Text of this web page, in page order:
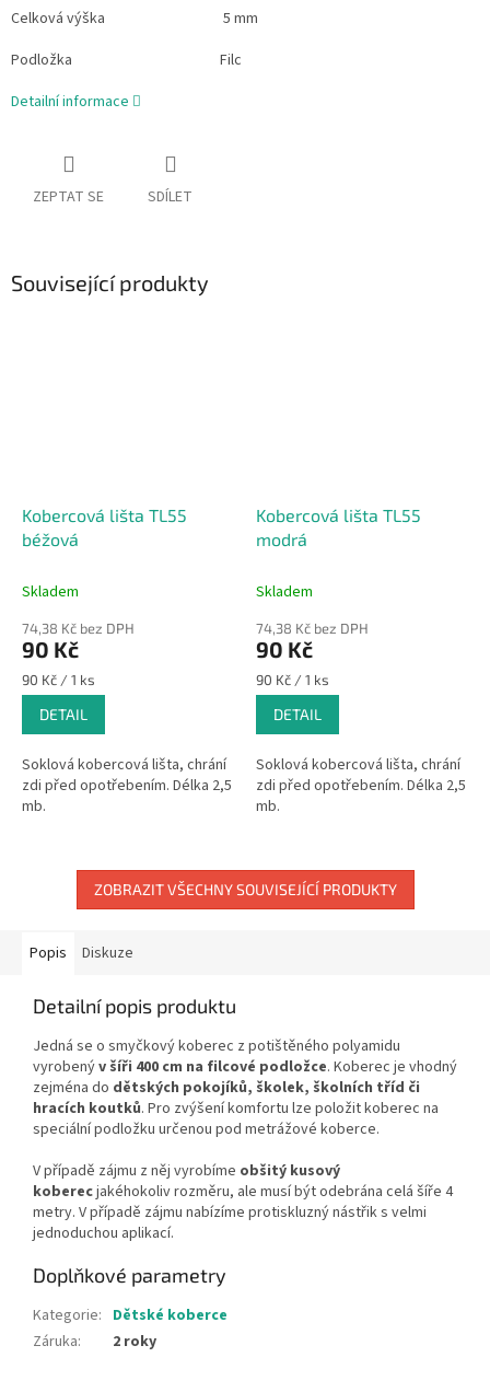
Celková výška 5 mm
Podložka Filc
Detailní informace
ZEPTAT SE SDÍLET
Související produkty
Kobercová lišta TL55
béžová
Skladem
74,38 Kč bez DPH
90 Kč
Měrná
cena:
90 Kč / 1 ks
DETAIL
Soklová kobercová lišta, chrání
zdi před opotřebením. Délka 2,5
mb.
Kobercová lišta TL55
modrá
Skladem
74,38 Kč bez DPH
90 Kč
Měrná
cena:
90 Kč / 1 ks
DETAIL
Soklová kobercová lišta, chrání
zdi před opotřebením. Délka 2,5
mb.
ZOBRAZIT VŠECHNY SOUVISEJÍCÍ PRODUKTY
Popis Diskuze
Detailní popis produktu
Jedná se o smyčkový koberec z potištěného polyamidu
vyrobenýv šíři 400 cm na filcové podložce. Koberec je vhodný
zejména do dětských pokojíků, školek, školních tříd či
hracích koutků. Pro zvýšení komfortu lze položit koberec na
speciální podložku určenou pod metrážové koberce.
V případě zájmu z něj vyrobíme obšitý kusový
koberecjakéhokoliv rozměru, ale musí být odebrána celá šíře 4
metry. V případě zájmu nabízíme protiskluzný nástřik s velmi
jednoduchou aplikací.
Doplňkové parametry
Kategorie: Dětské koberce
Záruka: 2 roky